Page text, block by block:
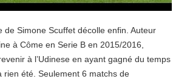
de Simone Scuffet décolle enfin. Auteur
à Côme en Serie B en 2015/2016,
à l’Udinese en ayant gagné du temps
rien été. Seulement 6 matchs de